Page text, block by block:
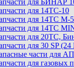
для 14ТС-10
для 14ТС
для 14ТС
для 20ТС,
для 30 SP
части для
для газовых